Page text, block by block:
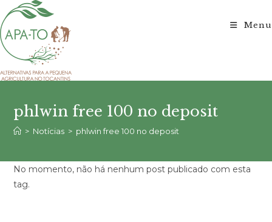
para
o
conteúdo
Menu
phlwin free 100 no deposit
> Notícias > phlwin free 100 no deposit
No momento, não há nenhum post publicado com esta
tag.